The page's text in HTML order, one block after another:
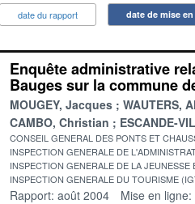
date du rapport date de mise
Enquête administrative
Bauges sur la commune
MOUGEY, Jacques WAUTERS,
CAMBO, Christian
ESCANDE-
CONSEIL GENERAL DES PONTS ET
INSPECTION GENERALE DE
INSPECTION GENERALE DE LA
INSPECTION GENERALE DU TOURISME
Rapport: août 2004 Mise en